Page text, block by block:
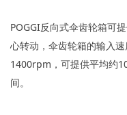
POGGI反向式伞齿轮箱可
心转动，伞齿轮箱的输入速
1400rpm，可提供平均约
间。